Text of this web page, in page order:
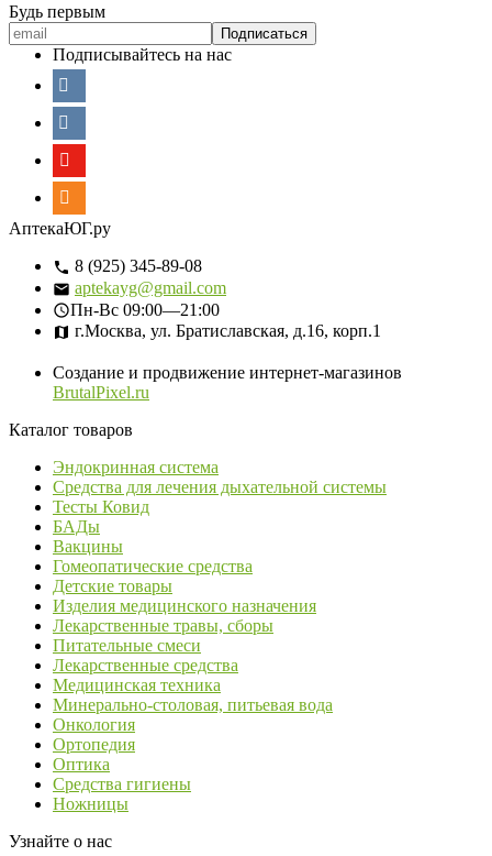
Будь первым
Подписывайтесь на нас
АптекаЮГ.ру
8 (925) 345-89-08
aptekayg@gmail.com
Пн-Вс 09:00—21:00
г.Москва, ул. Братиславская, д.16, корп.1
Создание и продвижение интернет-магазинов
BrutalPixel.ru
Каталог товаров
Эндокринная система
Средства для лечения дыхательной системы
Тесты Ковид
БАДы
Вакцины
Гомеопатические средства
Детские товары
Изделия медицинского назначения
Лекарственные травы, сборы
Питательные смеси
Лекарственные средства
Медицинская техника
Минерально-столовая, питьевая вода
Онкология
Ортопедия
Оптика
Средства гигиены
Ножницы
Узнайте о нас